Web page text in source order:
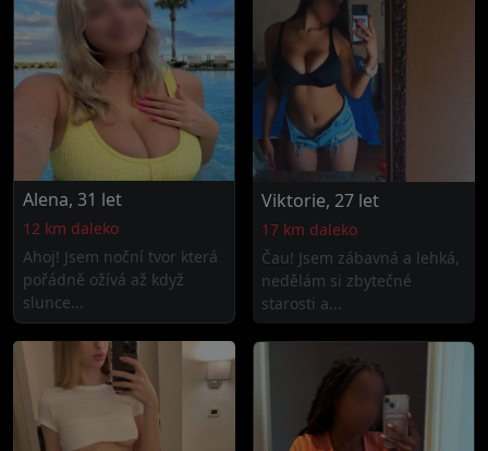
Alena, 31 let
12 km daleko
Ahoj! Jsem noční tvor která
pořádně ožívá až když
slunce...
Viktorie, 27 let
17 km daleko
Čau! Jsem zábavná a lehká,
nedělám si zbytečné
starosti a...